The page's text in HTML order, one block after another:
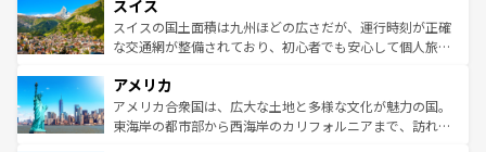
れる地方に足を運ぶとそれぞれで全く異なる文化を体験で
きるだろう。 なお、新着のフランス情報はコンテンツ一覧
を参照してほしい。
は、お酒好きな人にはぜひ体験してほしい。 なお、新着の
ドイツ情報はコンテンツ一覧を参照してほしい。
リアごとに異なる魅力がある。また、優雅なアフタヌーン
ティー、ビール好きにはたまらない英国パブ、サッカー観
戦など、本場だからこそできる体験も豊富。イギリスを旅
ンツ一覧を参照してほしい。
スイス
スイスの国土面積は九州ほどの広さだが、運行時刻が正確
な交通網が整備されており、初心者でも安心して個人旅行
の建物がそのまま残る町や、スイスならではのユニークな
博物館もあり、アルプス観光だけでなく町歩きも満喫する
ことができる。国民の所得が高いため物価も高いが、旅行
アメリカ
アメリカ合衆国は、広大な土地と多様な文化が魅力の国。
東海岸の都市部から西海岸のカリフォルニアまで、訪れる